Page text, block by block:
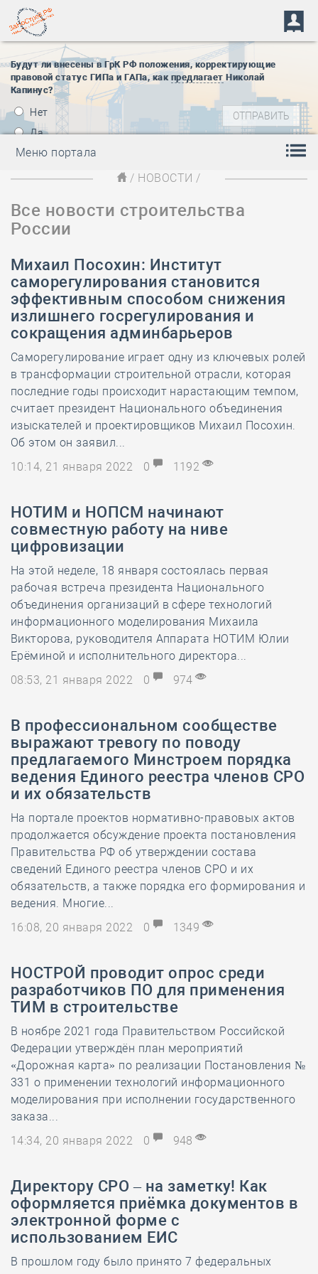
Будут ли внесены в ГрК РФ положения, корректирующие
правовой статус ГИПа и ГАПа, как предлагает Николай
Капинус?
Нет
Да
Меню портала
/ НОВОСТИ /
Все новости строительства
России
Михаил Посохин: Институт
саморегулирования становится
эффективным способом снижения
излишнего госрегулирования и
сокращения админбарьеров
Саморегулирование играет одну из ключевых ролей
в трансформации строительной отрасли, которая
последние годы происходит нарастающим темпом,
считает президент Национального объединения
изыскателей и проектировщиков Михаил Посохин.
Об этом он заявил...
10:14, 21 января 2022
0 1192
НОТИМ и НОПСМ начинают
совместную работу на ниве
цифровизации
На этой неделе, 18 января состоялась первая
рабочая встреча президента Национального
объединения организаций в сфере технологий
информационного моделирования Михаила
Викторова, руководителя Аппарата НОТИМ Юлии
Ерёминой и исполнительного директора...
08:53, 21 января 2022
0 974
В профессиональном сообществе
выражают тревогу по поводу
предлагаемого Минстроем порядка
ведения Единого реестра членов СРО
и их обязательств
На портале проектов нормативно-правовых актов
продолжается обсуждение проекта постановления
Правительства РФ об утверждении состава
сведений Единого реестра членов СРО и их
обязательств, а также порядка его формирования и
ведения. Многие...
16:08, 20 января 2022
0 1349
НОСТРОЙ проводит опрос среди
разработчиков ПО для применения
ТИМ в строительстве
В ноябре 2021 года Правительством Российской
Федерации утверждён план мероприятий
«Дорожная карта» по реализации Постановления №
331 о применении технологий информационного
моделирования при исполнении государственного
заказа...
14:34, 20 января 2022
0 948
Директору СРО – на заметку! Как
оформляется приёмка документов в
электронной форме с
использованием ЕИС
В прошлом году было принято 7 федеральных